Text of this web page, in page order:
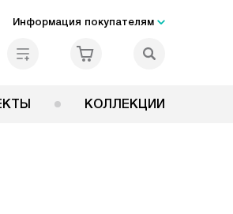
Информация покупателям
КОЛЛЕКЦИИ